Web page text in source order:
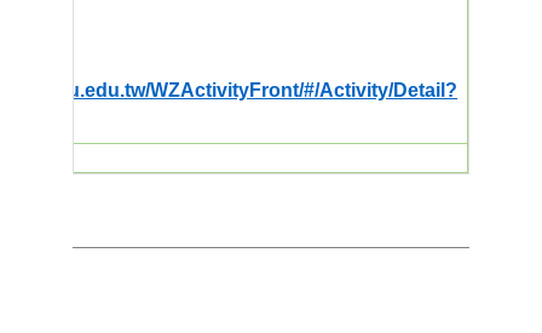
WZActivityFront/#/Activity/Detail?